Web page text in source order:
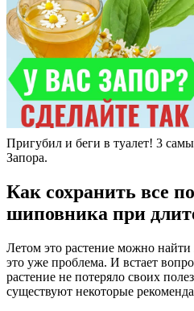
Пригубил и беги в туалет! 3
Запора.
Как сохранить все
шиповника при
Летом это растение можно найти
это уже проблема. И встает
растение не потеряло своих
существуют некоторые